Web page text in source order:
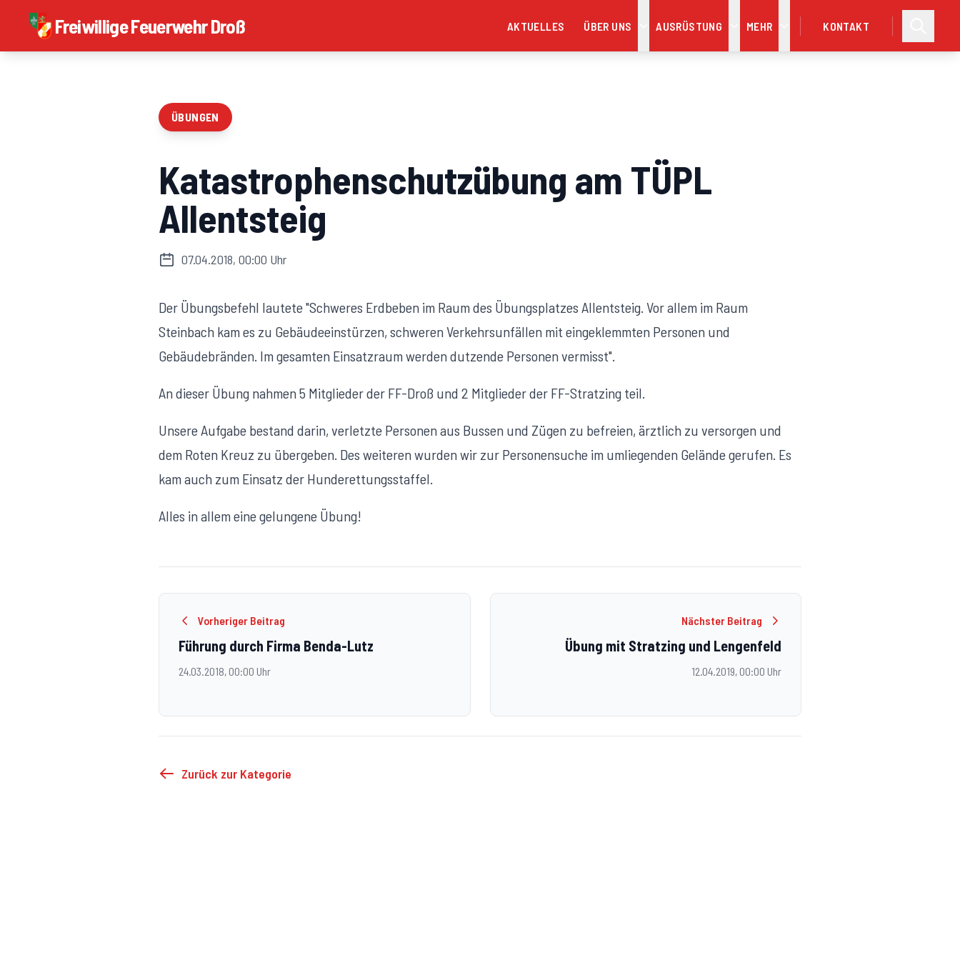
Freiwillige Feuerwehr Droß AKTUELLES ÜBER UNS AUSRÜSTUNG MEHR KONTAKT
ÜBUNGEN
Katastrophenschutzübung am TÜPL
Allentsteig
07.04.2018, 00:00 Uhr
Der Übungsbefehl lautete "Schweres Erdbeben im Raum des Übungsplatzes Allentsteig. Vor allem im Raum
Steinbach kam es zu Gebäudeeinstürzen, schweren Verkehrsunfällen mit eingeklemmten Personen und
Gebäudebränden. Im gesamten Einsatzraum werden dutzende Personen vermisst".
An dieser Übung nahmen 5 Mitglieder der FF-Droß und 2 Mitglieder der FF-Stratzing teil.
Unsere Aufgabe bestand darin, verletzte Personen aus Bussen und Zügen zu befreien, ärztlich zu versorgen und
dem Roten Kreuz zu übergeben. Des weiteren wurden wir zur Personensuche im umliegenden Gelände gerufen. Es
kam auch zum Einsatz der Hunderettungsstaffel.
Alles in allem eine gelungene Übung!
Vorheriger Beitrag
Führung durch Firma Benda-Lutz
24.03.2018, 00:00 Uhr
Nächster Beitrag
Übung mit Stratzing und Lengenfeld
12.04.2019, 00:00 Uhr
Zurück zur Kategorie